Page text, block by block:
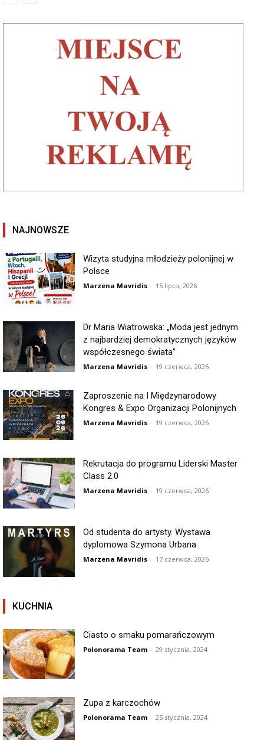
NAJNOWSZE
Wizyta studyjna młodzieży polonijnej w
Polsce
Marzena Mavridis - 15 lipca, 2026
Dr Maria Wiatrowska: „Moda jest jednym
z najbardziej demokratycznych języków
współczesnego świata”
Marzena Mavridis - 19 czerwca, 2026
Zaproszenie na I Międzynarodowy
Kongres & Expo Organizacji Polonijnych
Marzena Mavridis - 19 czerwca, 2026
Rekrutacja do programu Liderski Master
Class 2.0
Marzena Mavridis - 19 czerwca, 2026
Od studenta do artysty. Wystawa
dyplomowa Szymona Urbana
Marzena Mavridis - 17 czerwca, 2026
KUCHNIA
Ciasto o smaku pomarańczowym
Polonorama Team - 29 stycznia, 2024
Zupa z karczochów
Polonorama Team - 25 stycznia, 2024